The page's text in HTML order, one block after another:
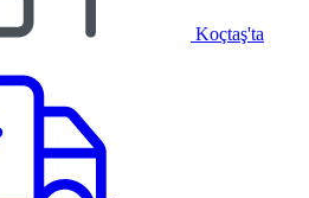
Koçtaş'ta